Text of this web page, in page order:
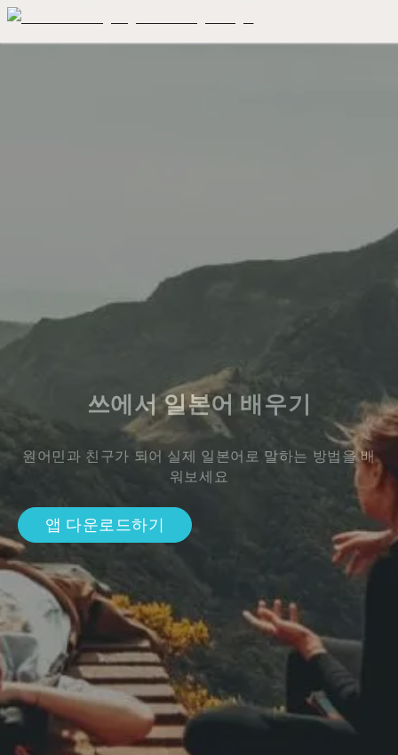
쓰에서 일본어 배우기
원어민과 친구가 되어 실제 일본어로 말하는 방법을 배
워보세요
앱 다운로드하기